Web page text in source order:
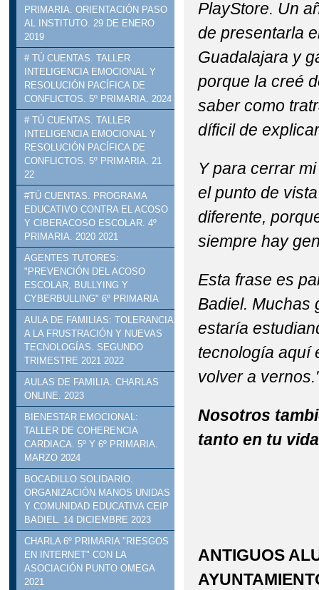
PRIMARIA. ORIENTACIÓN PASO
AL INSTITUTO. 29 DE ENERO
2019
# TÚ CUENTAS. TALLER
INTELIGENCIA EMOCIONAL Y
RESOLUCIÓN PACÍFICA DE
CONFLICTOS. 5º PRIMARIA. 2024
# TÚ CUENTAS. TALLER
INTELIGENCIA EMOCIONAL Y
RESOLUCIÓN PACÍFICA DE
CONFLICTOS. 5º PRIMARIA. 21
22
#TÚ CUENTAS. PROGRAMA
EDUCATIVO CONTRA EL ACOSO
Y CIBERACOSO ESCOLAR. 4º
PRIMARIA. 2020 2021
AGENTES TUTORES:
"PREVENCIÓN DEL ACOSO
ESCOLAR, BULLYING Y
CYBERBULLING" 6º PRIMARIA
AULA DE FAMILIAS: TOLERANCIA
A LA FRUSTRACIÓN Y NUEVAS
TECNOLOGÍAS. SEGUNDO
TRIMESTRE 2021 2022
AULAS DE FAMILIA. CHARLAS
ONLINE. 2023
BIENESTAR EMOCIONAL:
TALLER DE COHERENCIA
CARDIACA. 5º Y 6º PRIMARIA.
MARZO 2024
BOCADILLO SOLIDARIO.
ORGANIZACIÓN MANOS UNIDAS
Y COMUNIDAD EDUCATIVA CEIP
BADIEL. 14 DICIEMBRE 2023
CHARLA 6º PRIMARIA "RIESGOS
EN INTERNET" CON LA
ASOCIACIÓN PUNTO OMEGA
2021
PlayStore. Un
de presentarla
Guadalajara y
porque la creé
saber como
díficil de
Y para cerrar
el punto de
diferente,
siempre hay
Esta frase es
Badiel. Muchas
estaría
tecnología aquí
volver a
Nosotros
tanto en tu
ANTIGUOS